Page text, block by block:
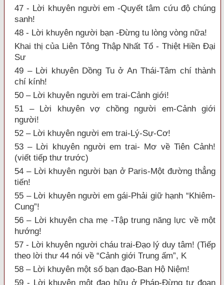
47 - Lời khuyên người em -Quyết tâm cứu độ chúng
sanh!
48 - Lời khuyên người bạn -Đừng tu lòng vòng nữa!
Khai thị của Liên Tông Thập Nhất Tổ - Thiệt Hiền Đại
Sư
49 – Lời khuyên Dồng Tu ở An Thái-Tâm chí thành
chí kính!
50 – Lời khuyên người em trai-Cảnh giới!
51 – Lời khuyên vợ chồng người em-Cảnh giới
người!
52 – Lời khuyên người em trai-Lý-Sự-Cơ!
53 – Lời khuyên người em trai- Mơ về Tiên Cảnh!
(viết tiếp thư trước)
54 – Lời khuyên người bạn ở Paris-Một đường thẳng
tiến!
55 – Lời khuyên người em gái-Phải giữ hạnh “Khiêm-
Cung”!
56 – Lời khuyên cha mẹ -Tập trung năng lực về một
hướng!
57 - Lời khuyên người cháu trai-Đạo lý duy tâm! (Tiếp
theo lời thư 44 nói về “Cảnh giới Trung ấm”, K
58 – Lời khuyên một số bạn đạo-Ban Hộ Niệm!
59 - Lời khuyên một đạo hữu ở Pháp-Đừng tự đoạn